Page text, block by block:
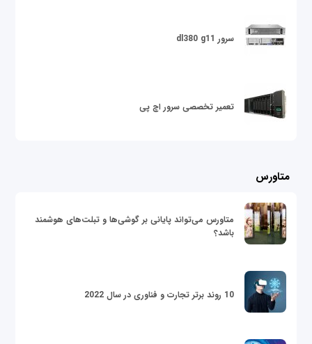
سرور dl380 g11
تعمیر تخصصی سرور اچ پی
متاورس
متاورس می‌تواند پایانی بر گوشی‌ها و تبلت‌های هوشمند
باشد؟
10 روند برتر تجارت و فناوری در سال 2022